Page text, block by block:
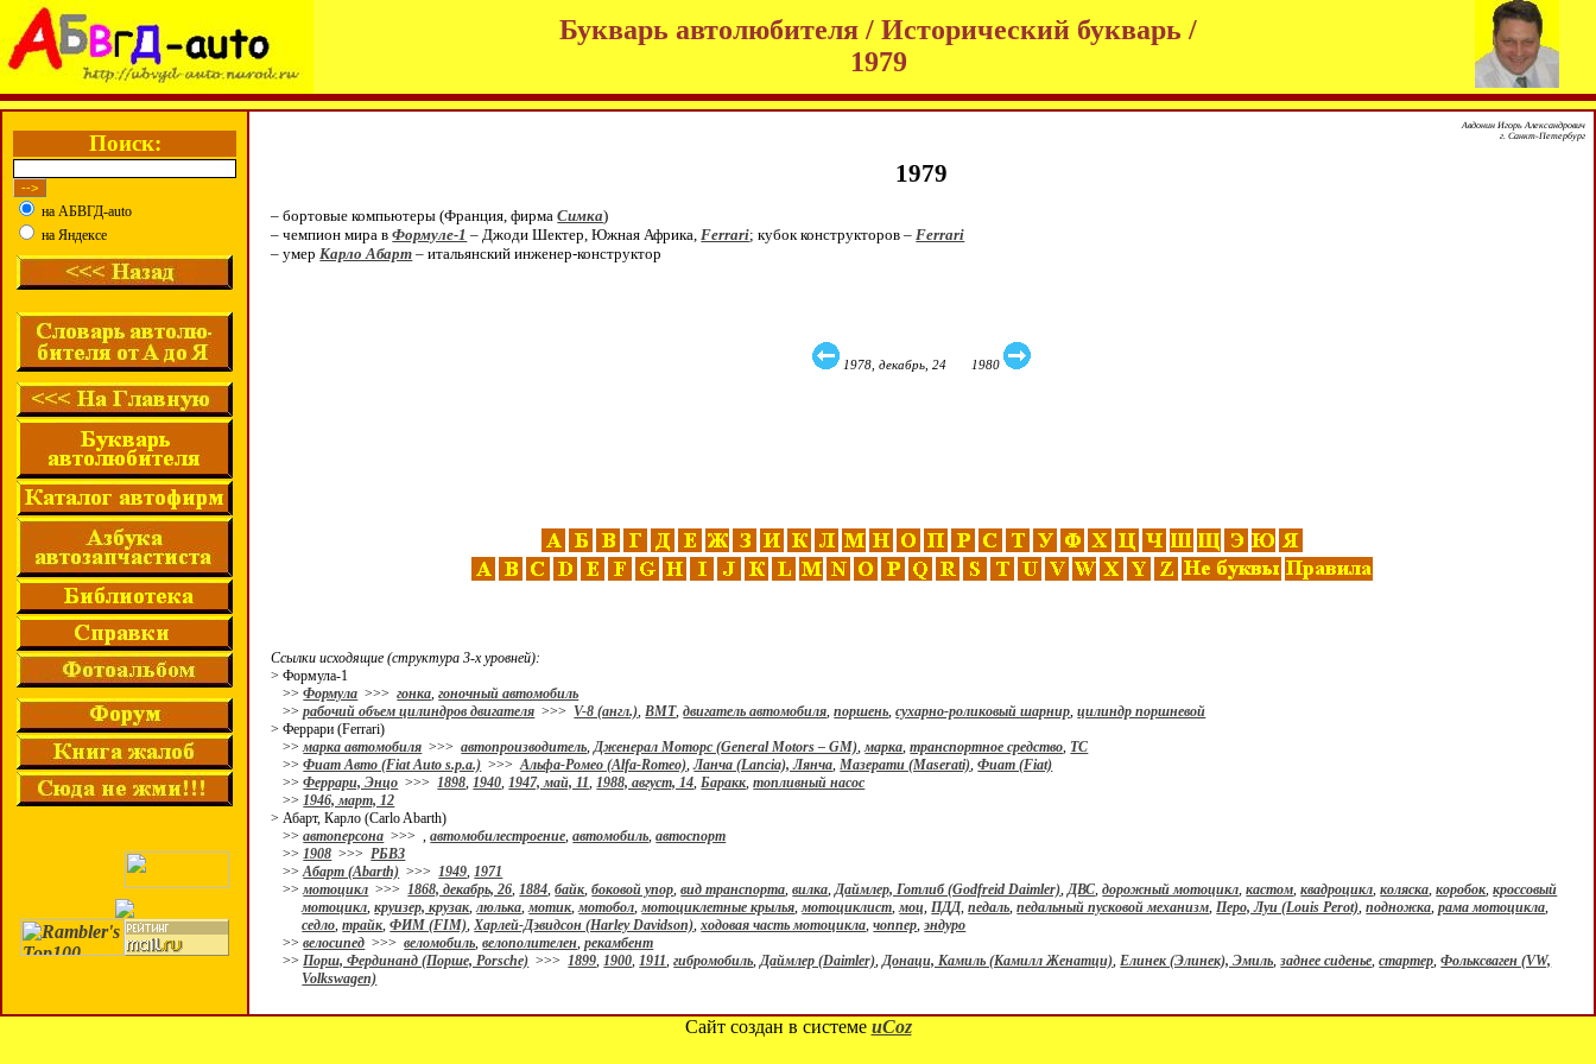
Букварь автолюбителя / Исторический букварь /
1979
Поиск:
на АБВГД-auto
на Яндексе
Авдонин Игорь Александрович
г. Санкт-Петербург
1979
– бортовые компьютеры (Франция, фирмаСимка)
– чемпион мира вФормуле-1 – Джоди Шектер, Южная Африка,Ferrari; кубок конструкторов –Ferrari
– умерКарло Абарт – итальянский инженер-конструктор
1978, декабрь, 24 1980
Ссылки исходящие (структура 3-х уровней):
> Формула-1
>>Формула >>>гонка,гоночный автомобиль
>>рабочий объем цилиндров двигателя >>>V-8 (англ.),ВМТ,двигатель автомобиля,поршень,сухарно-роликовый шарнир,цилиндр поршневой
> Феррари (Ferrari)
>>марка автомобиля >>>автопроизводитель,Дженерал Моторс (General Motors – GM),марка,транспортное средство, ТС
>>Фиат Авто (Fiat Auto s.p.a.) >>>Альфа-Ромео (Alfa-Romeo),Ланча (Lancia), Лянча,Мазерати (Maserati),Фиат (Fiat)
>>Феррари, Энцо >>>1898,1940,1947, май, 11,1988, август, 14,Баракк,топливный насос
>>1946, март, 12
> Абарт, Карло (Carlo Abarth)
>>автоперсона >>>,автомобилестроение,автомобиль,автоспорт
>>1908 >>>РБВЗ
>>Абарт (Abarth) >>>1949,1971
>>мотоцикл >>>1868, декабрь, 26,1884,байк,боковой упор,вид транспорта,вилка,Даймлер, Готлиб (Godfreid Daimler),ДВС,дорожный мотоцикл,кастом,квадроцикл,коляска,коробок,кроссовый
мотоцикл,круизер, крузак,люлька,мотик,мотобол,мотоциклетные крылья,мотоциклист,моц,ПДД,педаль,педальный пусковой механизм,Перо, Луи (Louis Perot),подножка,рама мотоцикла,
седло,трайк,ФИМ (FIM),Харлей-Дэвидсон (Harley Davidson),ходовая часть мотоцикла,чоппер,эндуро
>>велосипед >>>веломобиль,велополителен,рекамбент
>>Порш, Фердинанд (Порше, Porsche) >>>1899,1900,1911,гибромобиль,Даймлер (Daimler),Донаци, Камиль (Камилл Женатци),Елинек (Элинек), Эмиль,заднее сиденье,стартер,Фольксваген (VW,
Volkswagen)
Сайт создан в системе uCoz